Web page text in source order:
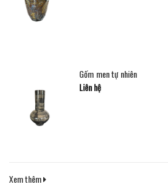
Gốm men tự nhiên
Liên hệ
Xem thêm